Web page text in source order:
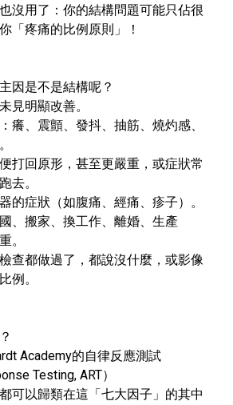
沒用了：你的結構問題可能只佔很
「疼痛的比例原則」！
因是不是結構呢？
見明顯改善。
癢、震顫、發抖、抽筋、燒灼感、
打回原形，甚至更嚴重，或症狀常
去。
的症狀（如腹痛、經痛、疹子）。
、搬家、換工作、離婚、生產
。
查都做過了，都說沒什麼，或影像
例。
Academy的自律反應測試
Testing, ART）
可以歸類在這「七大因子」的其中